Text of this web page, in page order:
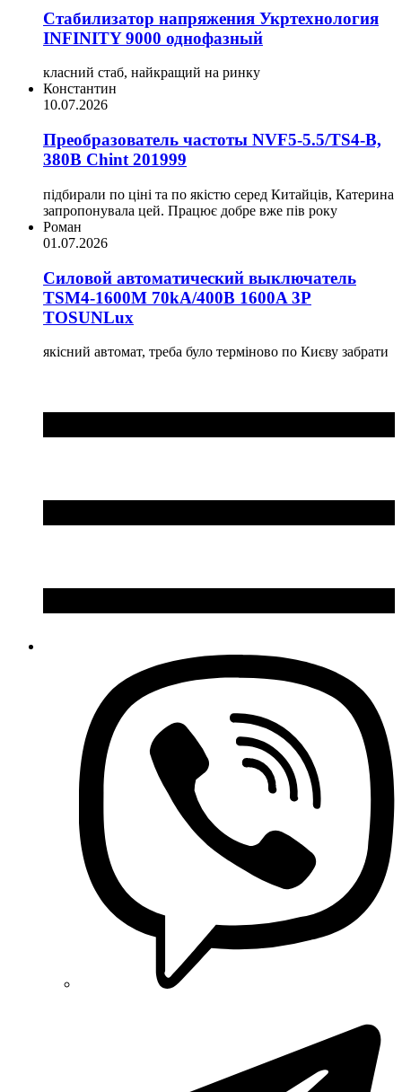
Стабилизатор напряжения Укртехнология
INFINITY 9000 однофазный
класний стаб, найкращий на ринку
Константин
10.07.2026
Преобразователь частоты NVF5-5.5/TS4-B,
380В Chint 201999
підбирали по ціні та по якістю серед Китайців, Катерина
запропонувала цей. Працює добре вже пів року
Роман
01.07.2026
Силовой автоматический выключатель
TSM4-1600M 70kA/400B 1600A 3P
TOSUNLux
якісний автомат, треба було терміново по Києву забрати